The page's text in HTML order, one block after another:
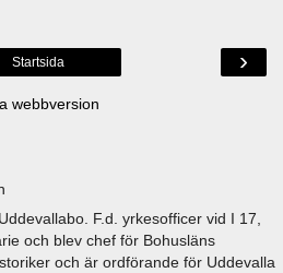
›
Startsida
webbversion
F.d. yrkesofficer vid I 17,
och blev chef för Bohusläns
och är ordförande för Uddevalla